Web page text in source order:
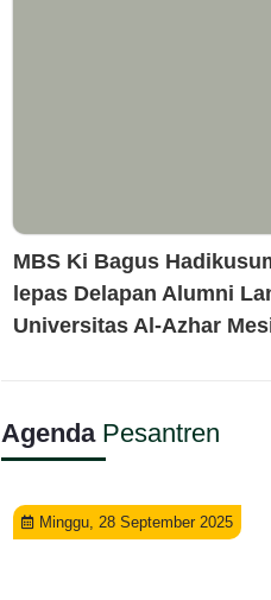
MBS Ki Bagus
lepas Delapan Alumni
Universitas Al-Azhar
Agenda Pesantren
Minggu, 28 September 2025